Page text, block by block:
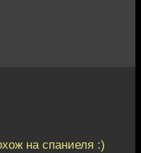
на спаниеля :)